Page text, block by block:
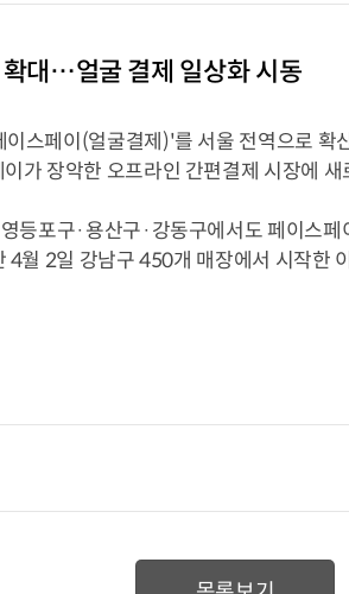
대…얼굴 결제 일상화 시동
스페이(얼굴결제)'를 서울 전역으로 확
가 장악한 오프라인 간편결제 시장에
등포구·용산구·강동구에서도 페이스
4월 2일 강남구 450개 매장에서 시작한